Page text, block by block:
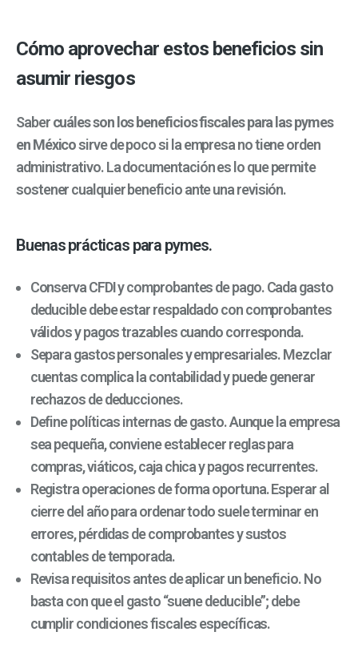
Cómo aprovechar estos beneficios sin
asumir riesgos
Sabercuáles son los beneficios fiscales para las pymes
en Méxicosirve de poco si la empresa no tiene orden
administrativo. La documentación es lo que permite
sostener cualquier beneficio ante una revisión.
Buenas prácticas para pymes.
Conserva CFDI y comprobantes de pago. Cada gasto
deducible debe estar respaldado con comprobantes
válidos y pagos trazables cuando corresponda.
Separa gastos personales y empresariales. Mezclar
cuentas complica la contabilidad y puede generar
rechazos de deducciones.
Define políticas internas de gasto. Aunque la empresa
sea pequeña, conviene establecer reglas para
compras, viáticos, caja chica y pagos recurrentes.
Registra operaciones de forma oportuna. Esperar al
cierre del año para ordenar todo suele terminar en
errores, pérdidas de comprobantes y sustos
contables de temporada.
Revisa requisitos antes de aplicar un beneficio. No
basta con que el gasto “suene deducible”; debe
cumplir condiciones fiscales específicas.